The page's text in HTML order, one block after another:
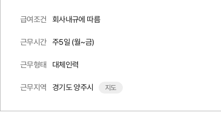
급여조건 회사내규에 따름
근무시간 주5일 (월~금)
근무형태 대체인력
근무지역 경기도 양주시 지도